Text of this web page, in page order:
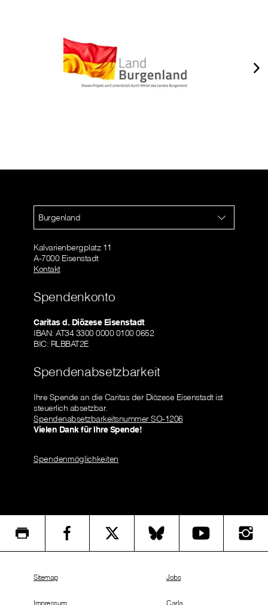
Burgenland
Kalvarienbergplatz 11
A-7000 Eisenstadt
Kontakt
Spendenkonto
Caritas d. Diözese Eisenstadt
IBAN: AT34 3300 0000 0100 0652
BIC: RLBBAT2E
Spendenabsetzbarkeit
Ihre Spende an die Caritas der Diözese Eisenstadt ist
steuerlich absetzbar.
Spendenabsetzbarkeitsnummer SO-1206
Vielen Dank für Ihre Spende!
Spendenmöglichkeiten
Sitemap
Impressum
Jobs
Carla